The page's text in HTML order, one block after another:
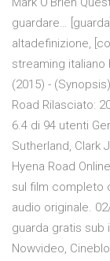
guardare…
altadefinizione,
streaming italiano
(2015) -
Road Rilasciato:
6.4 di 94 utenti
Sutherland, Clark
Hyena Road
sul film completo
audio originale.
guarda gratis sub
Nowvideo,